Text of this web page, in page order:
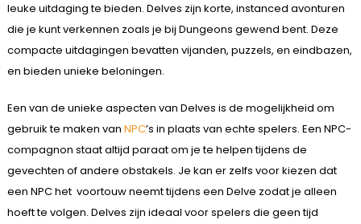
leuke uitdaging te bieden. Delves zijn korte, instanced avonturen
die je kunt verkennen zoals je bij Dungeons gewend bent. Deze
compacte uitdagingen bevatten vijanden, puzzels, en eindbazen,
en bieden unieke beloningen.
Een van de unieke aspecten van Delves is de mogelijkheid om
gebruik te maken van NPC’s in plaats van echte spelers. Een NPC-
compagnon staat altijd paraat om je te helpen tijdens de
gevechten of andere obstakels. Je kan er zelfs voor kiezen dat
een NPC het voortouw neemt tijdens een Delve zodat je alleen
hoeft te volgen. Delves zijn ideaal voor spelers die geen tijd